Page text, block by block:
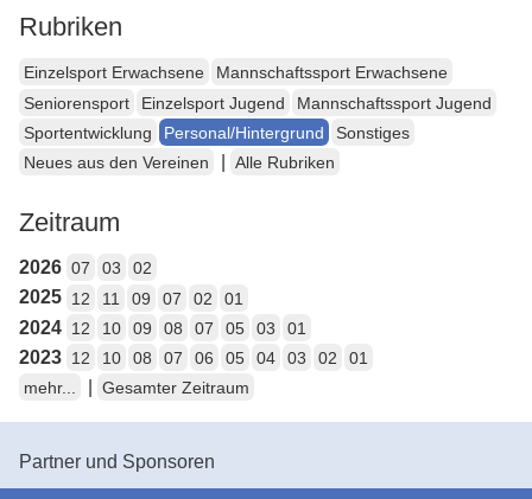
Rubriken
Einzelsport Erwachsene
Mannschaftssport Erwachsene
Seniorensport
Einzelsport Jugend
Mannschaftssport Jugend
Sportentwicklung
Personal/Hintergrund
Sonstiges
Neues aus den Vereinen
Alle Rubriken
Zeitraum
2026 07 03 02
2025 12 11 09 07 02 01
2024 12 10 09 08 07 05 03 01
2023 12 10 08 07 06 05 04 03 02
01
mehr...
Gesamter Zeitraum
Partner und Sponsoren